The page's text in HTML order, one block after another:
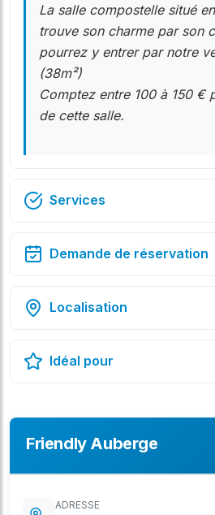
La salle compostelle situé
trouve son charme par son
pourrez y entrer par notre
(38m²)
Comptez entre 100 à 150 €
de cette salle.
Services
Demande de réservation
Localisation
Idéal pour
Friendly Auberge
ADRESSE